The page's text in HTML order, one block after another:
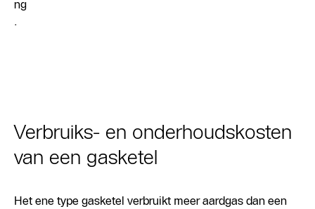
ng
.
Verbruiks- en onderhoudskosten
van een gasketel
Het ene type gasketel verbruikt meer aardgas dan een